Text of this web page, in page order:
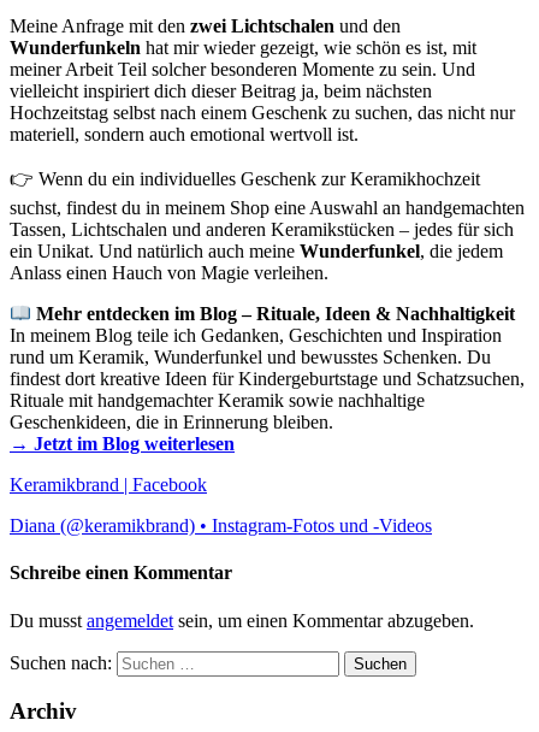
Meine Anfrage mit den zwei Lichtschalen und den
Wunderfunkeln hat mir wieder gezeigt, wie schön es ist, mit
meiner Arbeit Teil solcher besonderen Momente zu sein. Und
vielleicht inspiriert dich dieser Beitrag ja, beim nächsten
Hochzeitstag selbst nach einem Geschenk zu suchen, das nicht nur
materiell, sondern auch emotional wertvoll ist.
👉 Wenn du ein individuelles Geschenk zur Keramikhochzeit
suchst, findest du in meinem Shop eine Auswahl an handgemachten
Tassen, Lichtschalen und anderen Keramikstücken – jedes für sich
ein Unikat. Und natürlich auch meine Wunderfunkel, die jedem
Anlass einen Hauch von Magie verleihen.
Mehr entdecken im Blog – Rituale, Ideen & Nachhaltigkeit
In meinem Blog teile ich Gedanken, Geschichten und Inspiration
rund um Keramik, Wunderfunkel und bewusstes Schenken. Du
findest dort kreative Ideen für Kindergeburtstage und Schatzsuchen,
Rituale mit handgemachter Keramik sowie nachhaltige
Geschenkideen, die in Erinnerung bleiben.
→ Jetzt im Blog weiterlesen
Keramikbrand | Facebook
Diana (@keramikbrand) • Instagram-Fotos und -Videos
Schreibe einen Kommentar
Du musst angemeldet sein, um einen Kommentar abzugeben.
Suchen nach:
Archiv